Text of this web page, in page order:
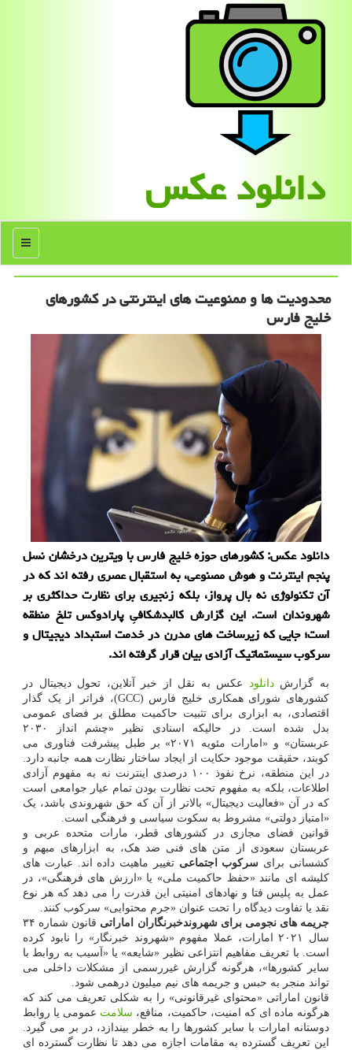
دانلود عكس
منو
محدودیت ها و ممنوعیت های اینترنتی در کشورهای
خلیج فارس
دانلود عکس: کشورهای حوزه خلیج فارس با ویترین درخشان نسل
پنجم اینترنت و هوش مصنوعی، به استقبال عصری رفته اند که در
آن تکنولوژی نه بال پرواز، بلکه زنجیری برای نظارت حداکثری بر
شهروندان است. این گزارش کالبدشکافیِ پارادوکس تلخ منطقه
است؛ جایی که زیرساخت های مدرن در خدمت استبداد دیجیتال و
سرکوب سیستماتیک آزادی بیان قرار گرفته اند.
به گزارشدانلود
عکس به نقل از خبر آنلاین، تحول دیجیتال در
کشورهای شورای همکاری خلیج فارس (GCC)، فراتر از یک گذار
اقتصادی، به ابزاری برای تثبیت حاکمیت مطلق بر فضای عمومی
بدل شده است. در حالیکه اسنادی نظیر «چشم انداز ۲۰۳۰
عربستان» و «امارات مئویه ۲۰۷۱» بر طبل پیشرفت فناوری می
کوبند، حقیقت موجود حکایت از ایجاد ساختار نظارت همه جانبه دارد.
در این منطقه، نرخ نفوذ ۱۰۰ درصدی اینترنت نه به مفهوم آزادی
اطلاعات، بلکه به مفهوم تحت نظارت بودن تمام عیار جوامعی است
که در آن «فعالیت دیجیتال» بالاتر از آن که حق شهروندی باشد، یک
«امتیاز دولتی» مشروط به سکوت سیاسی و فرهنگی است.
قوانین فضای مجازی در کشورهای قطر، مارات متحده عربی و
عربستان سعودی از متن های فنی ضد هک، به ابزارهای مبهم و
کشسانی برای سرکوب اجتماعی تغییر ماهیت داده اند. عبارت های
کلیشه ای مانند «حفظ حاکمیت ملی» یا «ارزش های فرهنگی»، در
عمل به پلیس فتا و نهادهای امنیتی این قدرت را می دهد که هر نوع
نقد یا تفاوت دیدگاه را تحت عنوان «جرم محتوایی» سرکوب کنند.
جریمه های نجومی برای شهروندخبرنگاران اماراتی
قانون شماره ۳۴
سال ۲۰۲۱ امارات، عملا مفهوم «شهروند خبرنگار» را نابود کرده
است. با تعریف مفاهیم انتزاعی نظیر «شایعه» یا «آسیب به روابط با
سایر کشورها»، هرگونه گزارش غیررسمی از مشکلات داخلی می
تواند منجر به حبس و جریمه های نیم میلیون درهمی شود.
قانون اماراتی «محتوای غیرقانونی» را به شکلی تعریف می کند که
هرگونه ماده ای که امنیت، حاکمیت، منافع، سلامت عمومی یا روابط
دوستانه امارات با سایر کشورها را به خطر بیندازد، در بر می گیرد.
این تعریف گسترده به مقامات اجازه می دهد تا نظارت گسترده ای